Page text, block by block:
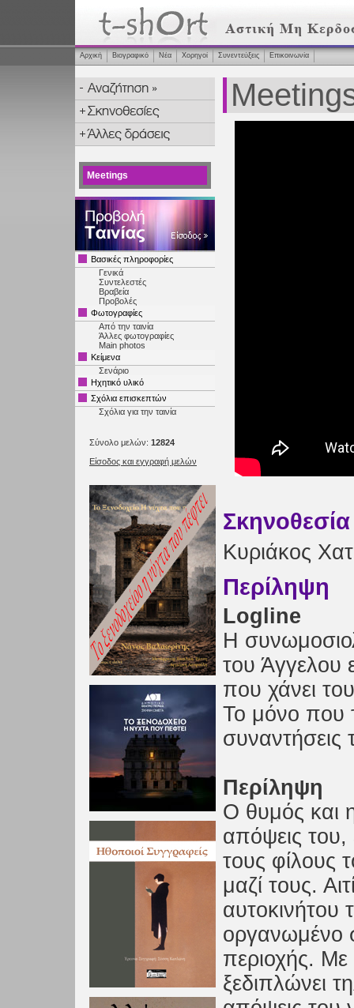
Αρχική Βιογραφικό Νέα Χορηγοί Συνεντεύξεις Επικοινωνία
Meetings
Βασικές πληροφορίες
Γενικά
Συντελεστές
Βραβεία
Προβολές
Φωτογραφίες
Από την ταινία
Άλλες φωτογραφίες
Main photos
Κείμενα
Σενάριο
Ηχητικό υλικό
Σχόλια επισκεπτών
Σχόλια για την ταινία
Σύνολο μελών: 12824
Είσοδος και εγγραφή μελών
Σκηνοθεσία
Κυριάκος
Περίληψη
Logline
Η
του Άγγελου
που χάνει
Το μόνο που
Περίληψη
Ο θυμός και
απόψεις του,
τους φίλους
μαζί τους.
αυτοκινήτου
οργανωμένο
περιοχής. Με
ξεδιπλώνει